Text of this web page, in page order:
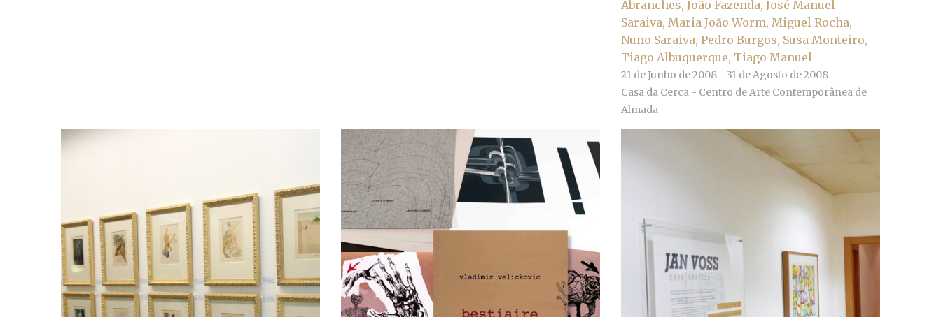
Abranches, João Fazenda, José Manuel
Saraiva, Maria João Worm, Miguel Rocha,
Nuno Saraiva, Pedro Burgos, Susa Monteiro,
Tiago Albuquerque, Tiago Manuel
21 de Junho de 2008 - 31 de Agosto de 2008
Casa da Cerca - Centro de Arte Contemporânea de
Almada